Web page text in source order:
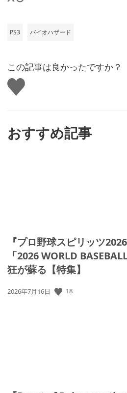
PS3 バイオハザード
この記事は良かったですか？
い
い
おすすめ記事
『プロ野球スピリッツ
「2026 WORLD
狂が蘇る【特集】
公
2026年7月16日 18